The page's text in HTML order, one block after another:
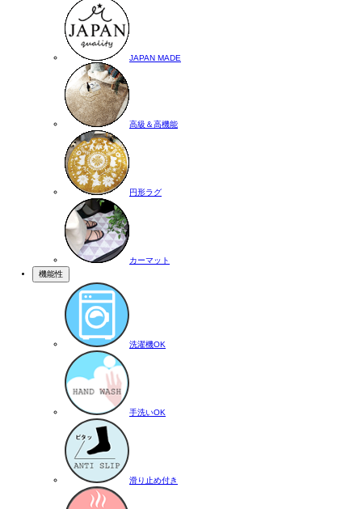
JAPAN MADE
高級＆高機能
円形ラグ
カーマット
機能性
洗濯機OK
手洗いOK
滑り止め付き